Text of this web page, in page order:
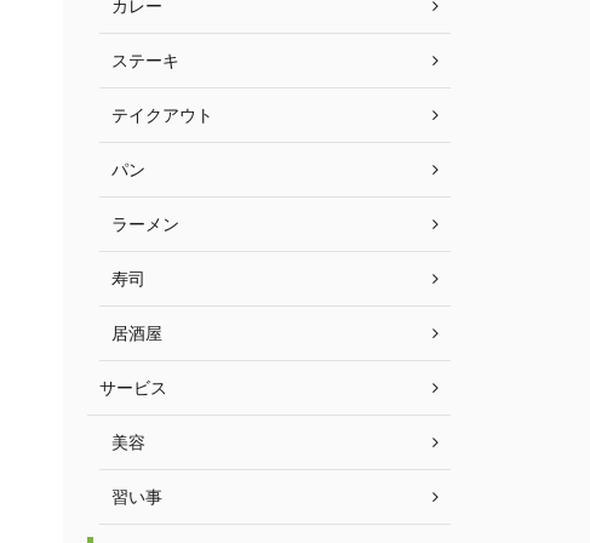
カレー
ステーキ
テイクアウト
パン
ラーメン
寿司
居酒屋
サービス
美容
習い事